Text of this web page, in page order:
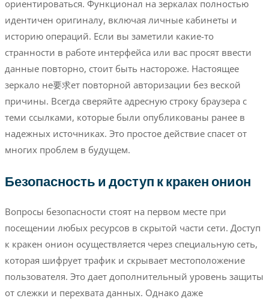
ориентироваться. Функционал на зеркалах полностью
идентичен оригиналу, включая личные кабинеты и
историю операций. Если вы заметили какие-то
странности в работе интерфейса или вас просят ввести
данные повторно, стоит быть настороже. Настоящее
зеркало не要求ет повторной авторизации без веской
причины. Всегда сверяйте адресную строку браузера с
теми ссылками, которые были опубликованы ранее в
надежных источниках. Это простое действие спасет от
многих проблем в будущем.
Безопасность и доступ к кракен онион
Вопросы безопасности стоят на первом месте при
посещении любых ресурсов в скрытой части сети. Доступ
к кракен онион осуществляется через специальную сеть,
которая шифрует трафик и скрывает местоположение
пользователя. Это дает дополнительный уровень защиты
от слежки и перехвата данных. Однако даже